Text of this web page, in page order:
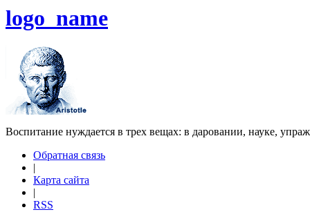
logo_name
Воспитание нуждается в трех вещах: в даровании, науке,
Обратная связь
|
Карта сайта
|
RSS